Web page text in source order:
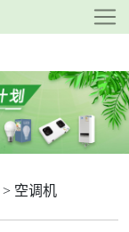
> 空调机